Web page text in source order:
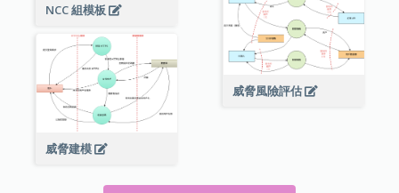
NCC 組模板
威脅風險評估
威脅建模